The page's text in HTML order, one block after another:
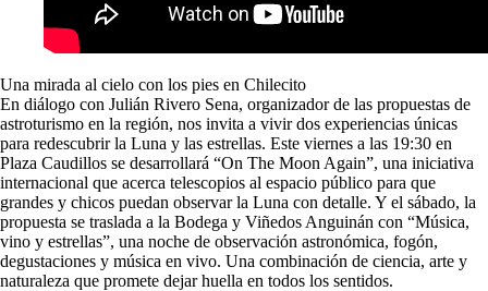
Una mirada al cielo con los pies en Chilecito
En diálogo con Julián Rivero Sena, organizador de las propuestas de
astroturismo en la región, nos invita a vivir dos experiencias únicas
para redescubrir la Luna y las estrellas. Este viernes a las 19:30 en
Plaza Caudillos se desarrollará “On The Moon Again”, una iniciativa
internacional que acerca telescopios al espacio público para que
grandes y chicos puedan observar la Luna con detalle. Y el sábado, la
propuesta se traslada a la Bodega y Viñedos Anguinán con “Música,
vino y estrellas”, una noche de observación astronómica, fogón,
degustaciones y música en vivo. Una combinación de ciencia, arte y
naturaleza que promete dejar huella en todos los sentidos.